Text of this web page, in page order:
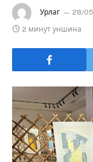
Урлаг 28/
2 минут уншина